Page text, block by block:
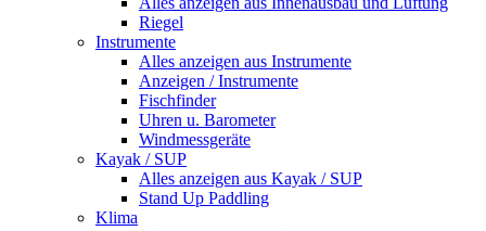
Riegel
Instrumente
Alles anzeigen aus Instrumente
Anzeigen / Instrumente
Fischfinder
Uhren u. Barometer
Windmessgeräte
Kayak / SUP
Alles anzeigen aus Kayak / SUP
Stand Up Paddling
Klima